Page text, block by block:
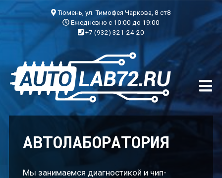
ЧИП-ТЮНИНГ
ДИАГНОСТИКА
АВТОЭЛЕКТРИК
ДОП. ОБОРУДОВАНИЕ
Тюмень, ул. Тимофея Чаркова, 8 ст8
Ежедневно с 10:00 до 19:00
+7 (932) 321-24-20
АВТОЛАБОРАТОРИЯ
Мы занимаемся диагностикой и чип-